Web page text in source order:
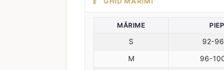
MĂRIME
S 92-
M
96-